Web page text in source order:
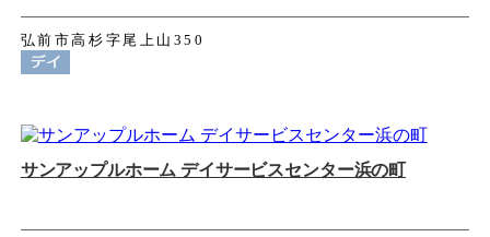
弘前市高杉字尾上山350
サンアップルホーム デイサービスセンター浜の町